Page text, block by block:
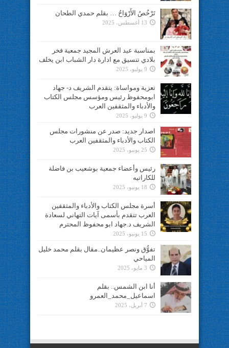
تَرْخُصُ الأَرْوَاحُ … بقلم حمدي الطحان
13 أغسطس، 2025
بمناسبة عيد العرش المجيد جمعية فخر
بلادي تنسيق مع ادارة دار الشباب ابن يخلف
9 يوليو، 2025
تعزية ومواساة: يتقدم الشريف د- جهاد
ابومحفوظ رئيس ومؤسس مجلس الكتاب
والأدباء والمثقفين العرب
9 يوليو، 2025
اصدار جديد: صدر عن منشورات مجلس
الكتاب والأدباء والمثقفين العرب
25 يونيو، 2025
رئيس وأعضاء جمعية بوشعيب بن فاضلة
للكاراتيه
18 يونيو، 2025
أسرة مجلس الكتاب والأدباء والمثقفين
العرب تتقدم بأسمى آيات التهاني لسعادة
الشريف د.جهاد ابو محفوظ المحترم
15 يونيو، 2025
تفوُّق ونصر عظيمان..مقال بقلم محمد خليل
المياحي
3 مايو، 2025
أنا ابن الشمس.. بقلم
اسماعيل_محمد_العمرو
7 أبريل، 2025